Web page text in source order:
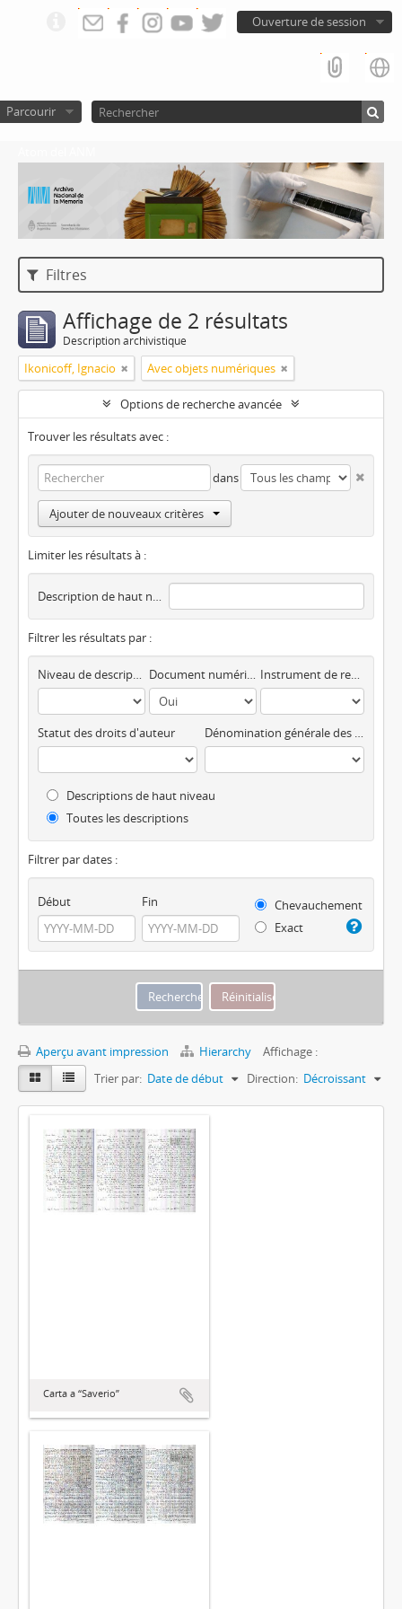
Ouverture de session
Parcourir
Filtres
Affichage de 2 résultats
Description archivistique
Ikonicoff, Ignacio Avec objets numériques
Options de recherche avancée
Trouver les résultats avec :
dans
Ajouter de nouveaux critères
Limiter les résultats à :
Description de haut niveau
Filtrer les résultats par :
Niveau de description Document numérique disponible Instrument de recherche
Statut des droits d'auteur Dénomination générale des documents
Descriptions de haut niveau
Toutes les descriptions
Filtrer par dates :
Début Fin
Chevauchement
Exact
Aperçu avant impression Hierarchy
Affichage :
Trier par: Date de début Direction: Décroissant
Carta a “Saverio”